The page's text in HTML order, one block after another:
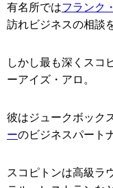
有名所ではフランク
訪れビジネスの相談
しかし最も深くスコ
ーアイズ・アロ。
彼はジュークボック
ーのビジネスパート
スコピトンは高級ラ